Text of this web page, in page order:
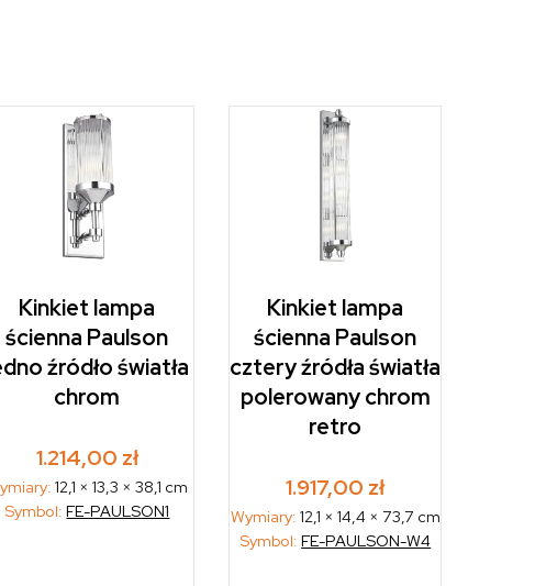
Kinkiet lampa
ścienna Paulson
źródło światła
chrom
1.214,00 zł
12,1 × 13,3 × 38,1 cm
Symbol:FE-PAULSON1
Kinkiet lampa
ścienna Paulson
cztery źródła światła
polerowany chrom
retro
1.917,00 zł
Wymiary: 12,1 × 14,4 × 73,7 cm
Symbol:FE-PAULSON-W4